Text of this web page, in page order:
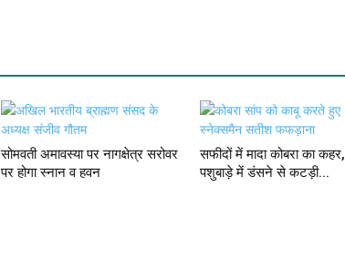
सोमवती अमावस्या पर नागक्षेत्र सरोवर
पर होगा स्नान व हवन
सफीदों में मादा कोबरा का कहर,
पशुबाड़े में डंसने से कटड़ी...